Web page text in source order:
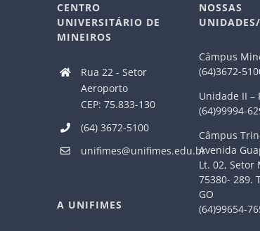
CENTRO
UNIVERSITÁRIO DE
MINEIROS
Rua 22 - Setor
Aeroporto
CEP: 75.833-130
(64) 3672-5100
unifimes@unifimes.edu.br
A UNIFIMES
NOSSAS
Câmpus
(64)3672-
Unidade II –
(64)99994-
Câmpus
Avenida
Lt. 02, Setor
75380- 289.
GO
(64)99654-